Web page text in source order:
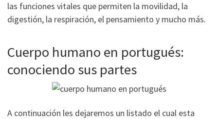
las funciones vitales que permiten la movilidad, la
digestión, la respiración, el pensamiento y mucho más.
Cuerpo humano en portugués:
conociendo sus partes
A continuación les dejaremos un listado el cual esta